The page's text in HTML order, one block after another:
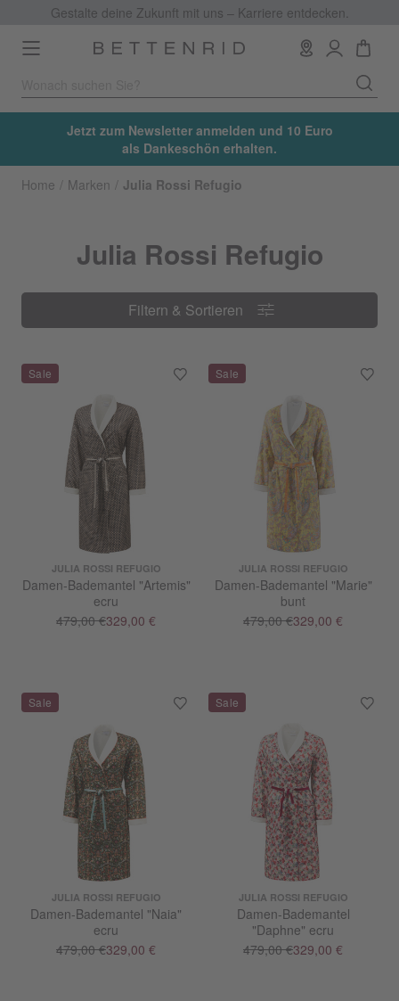
Gestalte deine Zukunft mit uns – Karriere entdecken.
Toggle
navigation
Jetzt zum Newsletter anmelden und 10 Euro
als Dankeschön erhalten.
Home Marken Julia Rossi Refugio
Julia Rossi Refugio
Filtern & Sortieren
Filtern & Sortieren
JULIA ROSSI REFUGIO
Damen-Bademantel "Artemis"
ecru
479,00 €329,00 €
JULIA ROSSI REFUGIO
Damen-Bademantel "Marie"
bunt
479,00 €329,00 €
JULIA ROSSI REFUGIO
Damen-Bademantel "Naia"
ecru
479,00 €329,00 €
JULIA ROSSI REFUGIO
Damen-Bademantel
"Daphne" ecru
479,00 €329,00 €